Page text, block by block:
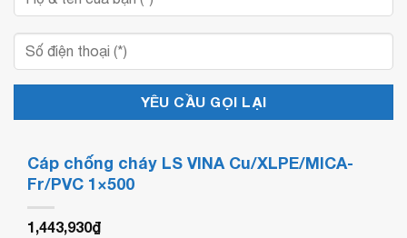
Cáp chống cháy LS VINA Cu/XLPE/MICA-
Fr/PVC 1×500
1,443,930₫